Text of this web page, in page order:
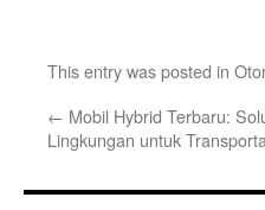
This entry was posted in
← Mobil Hybrid Terbaru:
Lingkungan untuk